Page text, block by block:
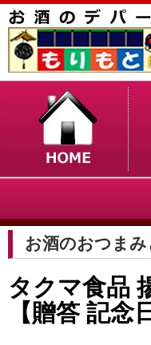
お酒のおつま
タクマ食品
【贈答 記